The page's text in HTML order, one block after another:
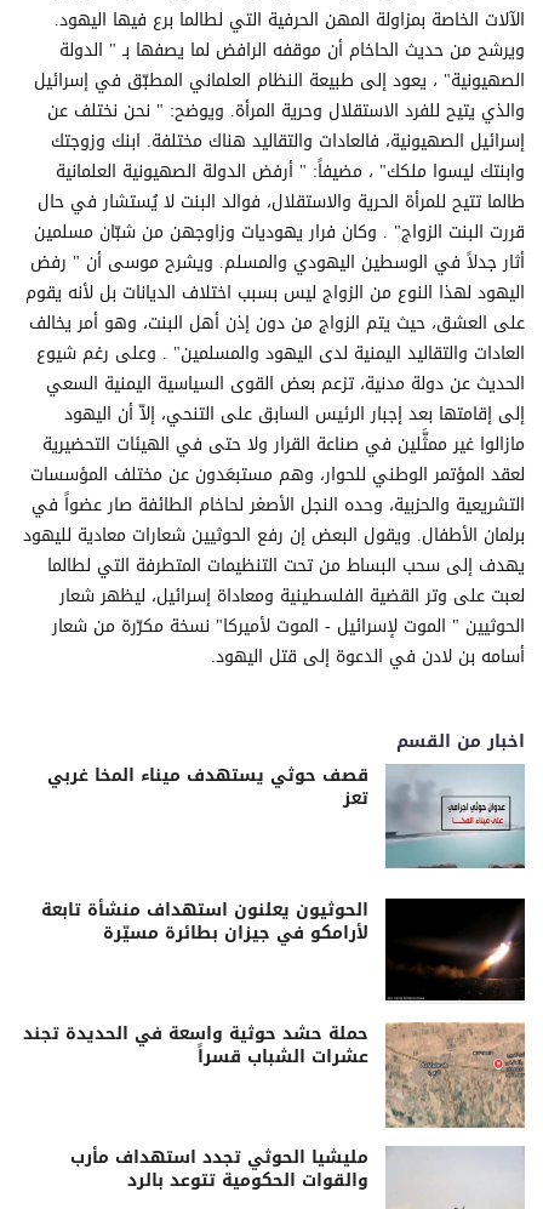
الآلات الخاصة بمزاولة المهن الحرفية التي لطالما برع فيها اليهود.
ويرشح من حديث الحاخام أن موقفه الرافض لما يصفها بـ " الدولة
الصهيونية" ، يعود إلى طبيعة النظام العلماني المطبّق في إسرائيل
والذي يتيح للفرد الاستقلال وحرية المرأة. ويوضح: " نحن نختلف عن
إسرائيل الصهيونية، فالعادات والتقاليد هناك مختلفة. ابنك وزوجتك
وابنتك ليسوا ملكك" ، مضيفاً: " أرفض الدولة الصهيونية العلمانية
طالما تتيح للمرأة الحرية والاستقلال، فوالد البنت لا يُستشار في حال
قررت البنت الزواج" . وكان فرار يهوديات وزاوجهن من شبّان مسلمين
أثار جدلاً في الوسطين اليهودي والمسلم. ويشرح موسى أن " رفض
اليهود لهذا النوع من الزواج ليس بسبب اختلاف الديانات بل لأنه يقوم
على العشق، حيث يتم الزواج من دون إذن أهل البنت، وهو أمر يخالف
العادات والتقاليد اليمنية لدى اليهود والمسلمين" . وعلى رغم شيوع
الحديث عن دولة مدنية، تزعم بعض القوى السياسية اليمنية السعي
إلى إقامتها بعد إجبار الرئيس السابق على التنحي، إلاّ أن اليهود
مازالوا غير ممثَّلين في صناعة القرار ولا حتى في الهيئات التحضيرية
لعقد المؤتمر الوطني للحوار، وهم مستبعَدون عن مختلف المؤسسات
التشريعية والحزبية، وحده النجل الأصغر لحاخام الطائفة صار عضواً في
برلمان الأطفال. ويقول البعض إن رفع الحوثيين شعارات معادية لليهود
يهدف إلى سحب البساط من تحت التنظيمات المتطرفة التي لطالما
لعبت على وتر القضية الفلسطينية ومعاداة إسرائيل، ليظهر شعار
الحوثيين " الموت لإسرائيل - الموت لأميركا" نسخة مكرّرة من شعار
أسامه بن لادن في الدعوة إلى قتل اليهود.
اخبار من القسم
قصف حوثي يستهدف ميناء المخا غربي
تعز
الحوثيون يعلنون استهداف منشأة تابعة
لأرامكو في جيزان بطائرة مسيّرة
حملة حشد حوثية واسعة في الحديدة تجند
عشرات الشباب قسراً
مليشيا الحوثي تجدد استهداف مأرب
والقوات الحكومية تتوعد بالرد